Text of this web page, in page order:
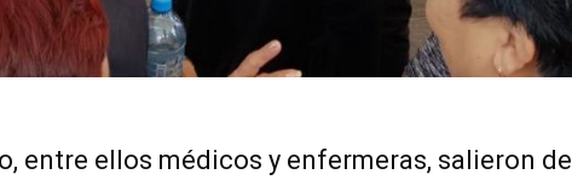
entre ellos médicos y enfermeras, salieron de